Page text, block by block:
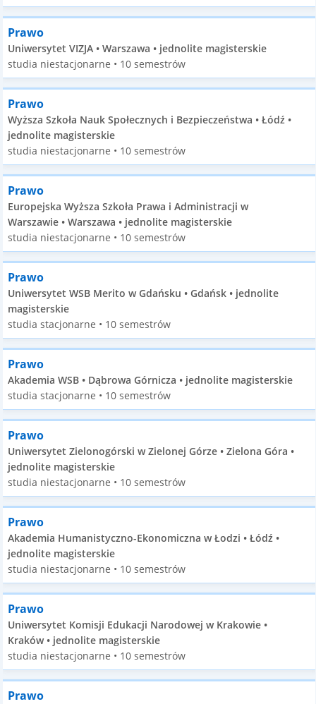
Prawo
Uniwersytet VIZJA • Warszawa • jednolite magisterskie
studia niestacjonarne • 10 semestrów
Prawo
Wyższa Szkoła Nauk Społecznych i Bezpieczeństwa • Łódź •
jednolite magisterskie
studia niestacjonarne • 10 semestrów
Prawo
Europejska Wyższa Szkoła Prawa i Administracji w
Warszawie • Warszawa • jednolite magisterskie
studia niestacjonarne • 10 semestrów
Prawo
Uniwersytet WSB Merito w Gdańsku • Gdańsk • jednolite
magisterskie
studia stacjonarne • 10 semestrów
Prawo
Akademia WSB • Dąbrowa Górnicza • jednolite magisterskie
studia stacjonarne • 10 semestrów
Prawo
Uniwersytet Zielonogórski w Zielonej Górze • Zielona Góra •
jednolite magisterskie
studia niestacjonarne • 10 semestrów
Prawo
Akademia Humanistyczno-Ekonomiczna w Łodzi • Łódź •
jednolite magisterskie
studia niestacjonarne • 10 semestrów
Prawo
Uniwersytet Komisji Edukacji Narodowej w Krakowie •
Kraków • jednolite magisterskie
studia niestacjonarne • 10 semestrów
Prawo